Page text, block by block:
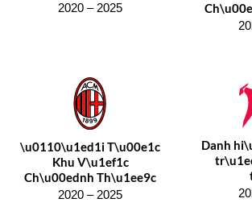
2020 – 2025
\u0110\u1ed1i T\u00e1c
Khu V\u1ef1c
Ch\u00ednh Th\u1ee9c
2020 – 2025
Danh